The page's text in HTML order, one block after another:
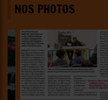
NOS PHOTOS